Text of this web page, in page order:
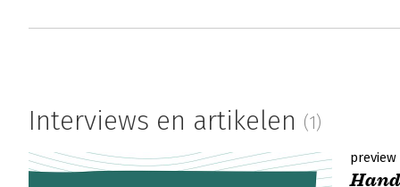
Interviews en artikelen (1)
preview